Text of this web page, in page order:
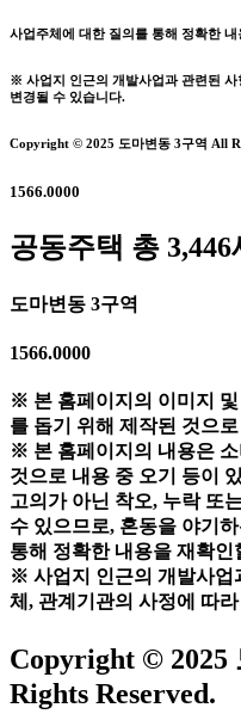
사업주체에 대한 질의를 통해 정확한
※ 사업지 인근의 개발사업과 관련된
변경될 수 있습니다.
Copyright © 2025 도마변동 3구역 All
1566.0000
공동주택 총 3,446
도마변동 3구역
1566.0000
※ 본 홈페이지의 이미지 및
를 돕기 위해 제작된 것으
※ 본 홈페이지의 내용은
것으로 내용 중 오기 등이
고의가 아닌 착오, 누락 또
수 있으므로, 혼동을 야기
통해 정확한 내용을 재확인
※ 사업지 인근의 개발사업
체, 관계기관의 사정에 따
Copyright © 2025
Rights Reserved.